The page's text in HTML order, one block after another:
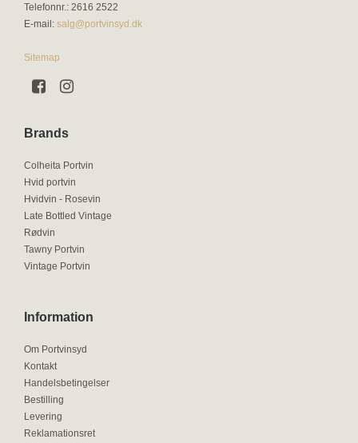
Telefonnr. : 2616 2522
E-mail: salg@portvinsyd.dk
Sitemap
Brands
Colheita Portvin
Hvid portvin
Hvidvin - Rosevin
Late Bottled Vintage
Rødvin
Tawny Portvin
Vintage Portvin
Information
Om Portvinsyd
Kontakt
Handelsbetingelser
Bestilling
Levering
Reklamationsret